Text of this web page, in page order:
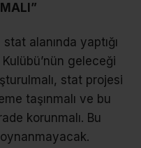
stat alanında yaptığı
geleceği
stat projesi
taşınmalı ve bu
korunmalı. Bu